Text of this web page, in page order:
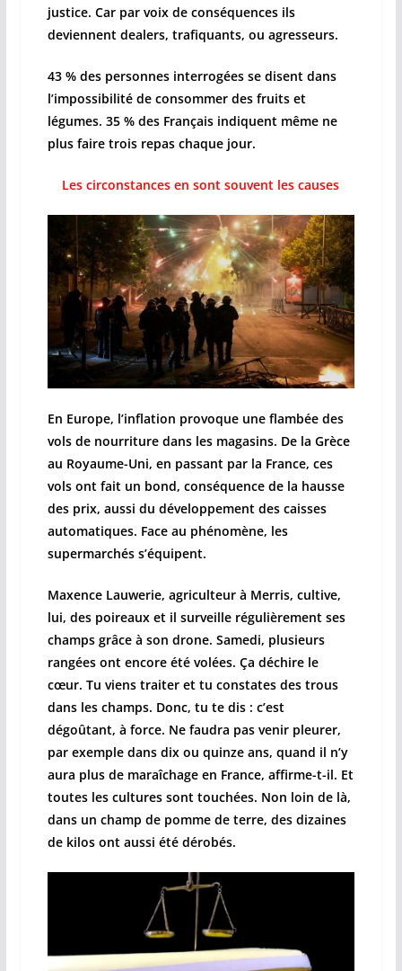
justice. Car par voix de conséquences ils
deviennent dealers, trafiquants, ou agresseurs.
43 % des personnes interrogées se disent dans
l’impossibilité de consommer des fruits et
légumes. 35 % des Français indiquent même ne
plus faire trois repas chaque jour.
Les circonstances en sont souvent les causes
En Europe, l’inflation provoque une flambée des
vols de nourriture dans les magasins. De la Grèce
au Royaume-Uni, en passant par la France, ces
vols ont fait un bond, conséquence de la hausse
des prix, aussi du développement des caisses
automatiques. Face au phénomène, les
supermarchés s’équipent.
Maxence Lauwerie, agriculteur à Merris, cultive,
lui, des poireaux et il surveille régulièrement ses
champs grâce à son drone. Samedi, plusieurs
rangées ont encore été volées. Ça déchire le
cœur. Tu viens traiter et tu constates des trous
dans les champs. Donc, tu te dis : c’est
dégoûtant, à force. Ne faudra pas venir pleurer,
par exemple dans dix ou quinze ans, quand il n’y
aura plus de maraîchage en France, affirme-t-il. Et
toutes les cultures sont touchées. Non loin de là,
dans un champ de pomme de terre, des dizaines
de kilos ont aussi été dérobés.